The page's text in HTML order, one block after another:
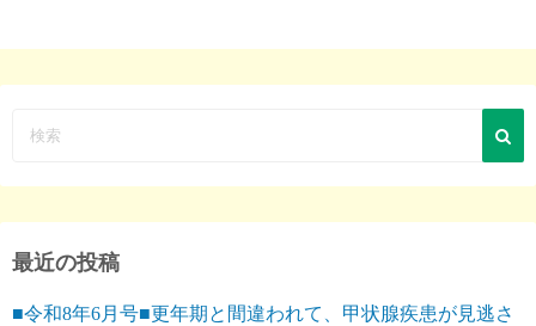
最近の投稿
■令和8年6月号■更年期と間違われて、甲状腺疾患が見逃さ